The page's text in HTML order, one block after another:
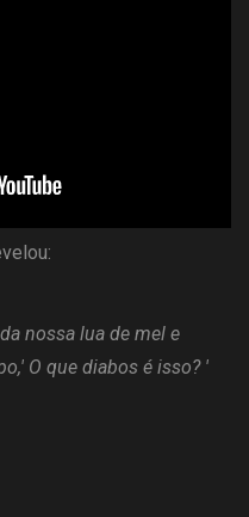
nossa lua de mel e
O que diabos é isso? '